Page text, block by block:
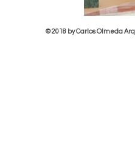
© 2018 by Carlos Olmeda